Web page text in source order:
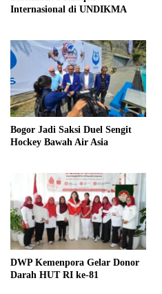
Internasional di UNDIKMA
Bogor Jadi Saksi Duel Sengit
Hockey Bawah Air Asia
DWP Kemenpora Gelar Donor
Darah HUT RI ke-81